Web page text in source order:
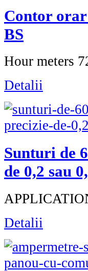
Contor
BS
Hour meters
Detalii
Sunturi de
de 0,2 sau
Detalii